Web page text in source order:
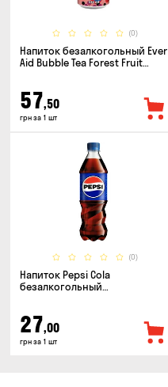
(0)
Напиток безалкогольный Ever
Aid Bubble Tea Forest Fruit
57,50
грн за 1 шт
(0)
Напиток Pepsi Cola
безалкогольный
27,00
грн за 1 шт